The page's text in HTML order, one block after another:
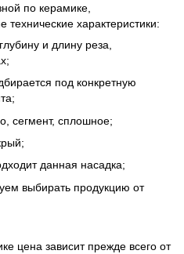
по керамике,
характеристики:
и длину реза,
под конкретную
сегмент, сплошное;
данная насадка;
выбирать продукцию от
цена зависит прежде всего от